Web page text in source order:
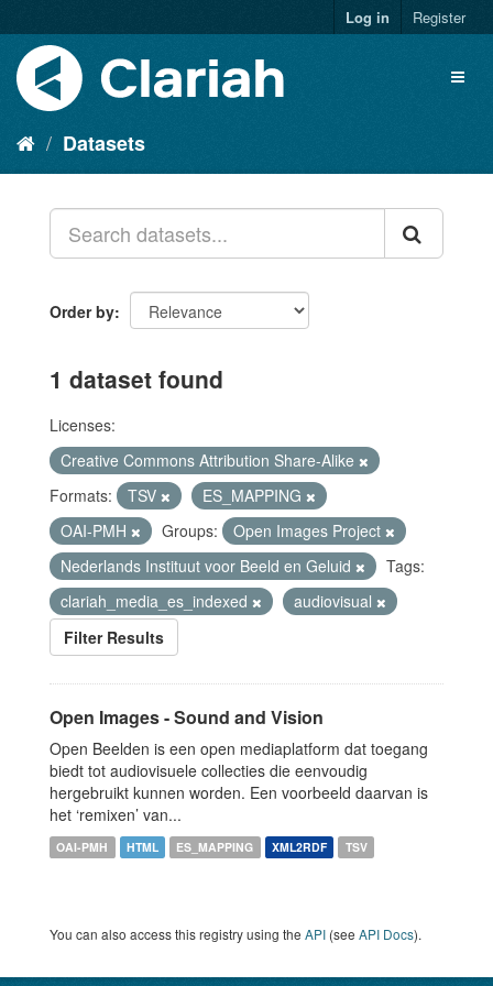
Log in Register
Datasets
Order by
1 dataset found
Licenses:
Creative Commons Attribution Share-Alike
Formats:
TSV
ES_MAPPING
OAI-PMH
Groups:
Open Images Project
Nederlands Instituut voor Beeld en Geluid
Tags:
clariah_media_es_indexed
audiovisual
Filter Results
Open Images - Sound and Vision
Open Beelden is een open mediaplatform dat toegang
biedt tot audiovisuele collecties die eenvoudig
hergebruikt kunnen worden. Een voorbeeld daarvan is
het ‘remixen’ van...
OAI-PMH HTML ES_MAPPING XML2RDF TSV
You can also access this registry using the API (see API Docs).